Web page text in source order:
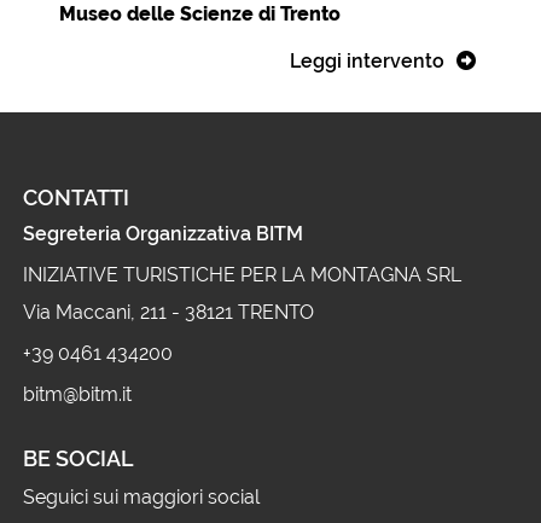
Museo delle Scienze di Trento
Leggi intervento
CONTATTI
Segreteria Organizzativa BITM
INIZIATIVE TURISTICHE PER LA MONTAGNA SRL
Via Maccani, 211 - 38121 TRENTO
+39 0461 434200
bitm@bitm.it
BE SOCIAL
Seguici sui maggiori social